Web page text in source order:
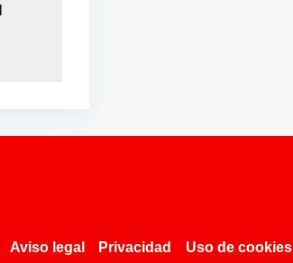
Aviso legal Privacidad Uso de cookies